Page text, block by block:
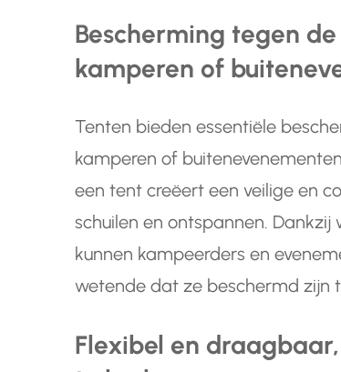
Bescherming tegen
kamperen of
Tenten bieden essentiële
kamperen of
een tent creëert een veilige en
schuilen en ontspannen.
kunnen kampeerders en
wetende dat ze beschermd zijn
Flexibel en